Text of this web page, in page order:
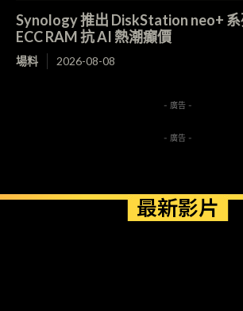
Synology 推出 DiskStation neo+
ECC RAM 抗 AI 熱潮癲價
場料 2026-08-08
- 廣告 -
- 廣告 -
最新影片